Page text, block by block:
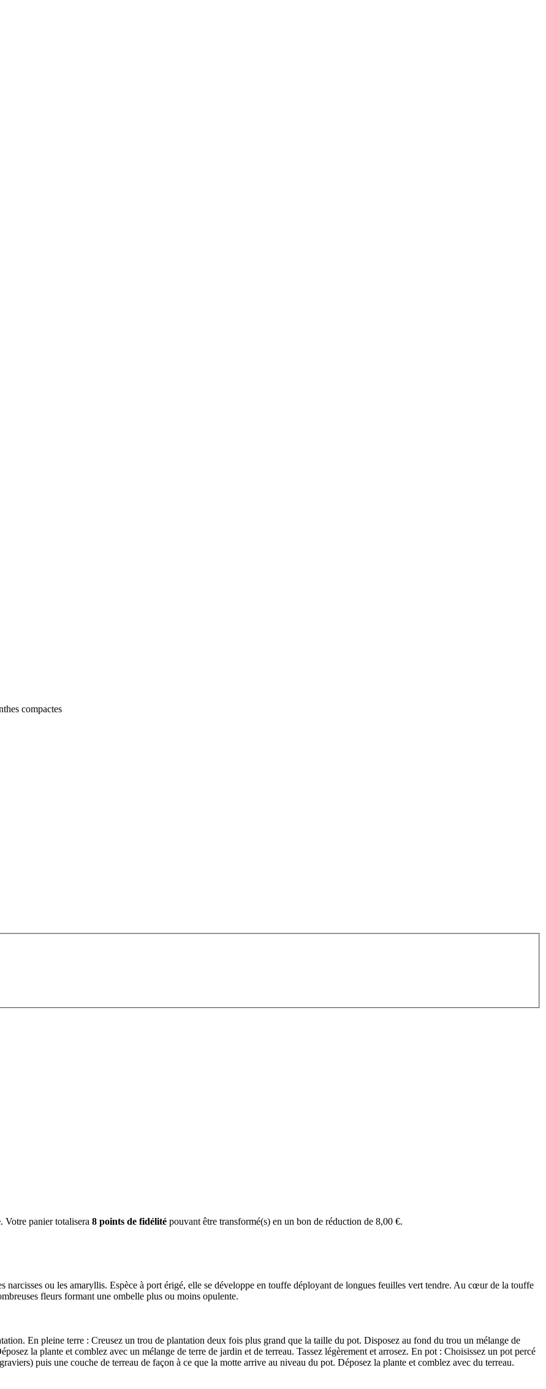
compactes
. Votre panier totalisera 8 points de fidélité pouvant être transformé(s) en un bon de réduction de 8,00 €.
ou les amaryllis. Espèce à port érigé, elle se développe en touffe déployant de longues feuilles vert tendre. Au cœur de la touffe
fleurs formant une ombelle plus ou moins opulente.
En pleine terre : Creusez un trou de plantation deux fois plus grand que la taille du pot. Disposez au fond du trou un mélange de
la plante et comblez avec un mélange de terre de jardin et de terreau. Tassez légèrement et arrosez. En pot : Choisissez un pot percé
puis une couche de terreau de façon à ce que la motte arrive au niveau du pot. Déposez la plante et comblez avec du terreau.